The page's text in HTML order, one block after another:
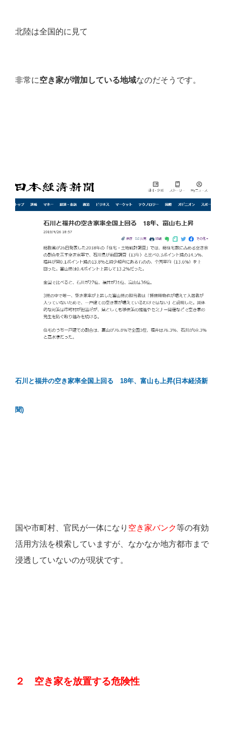
北陸は全国的に見て
非常に空き家が増加している地域なのだそうです。
石川と福井の空き家率全国上回る 18年、富山も上昇(日本経済新
聞)
国や市町村、官民が一体になり 空き家バンク等の有効
活用方法を模索していますが、なかなか地方都市まで
浸透 していないのが現状です。
２ 空き家を放置する危険性